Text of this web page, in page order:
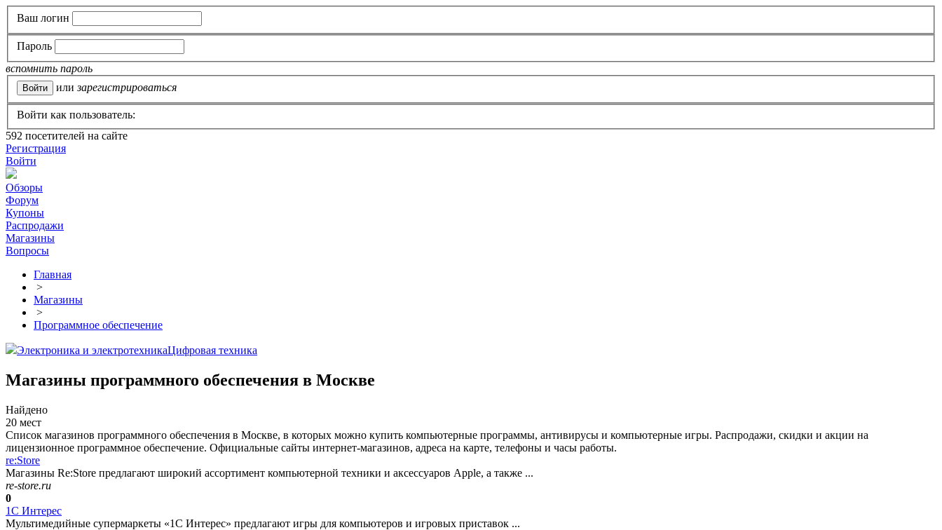
Ваш логин
Пароль
вспомнить пароль
или зарегистрироваться
Войти как пользователь:
592 посетителей на сайте
Регистрация
Войти
Обзоры
Форум
Купоны
Распродажи
Магазины
Вопросы
Главная
>
Магазины
>
Программное обеспечение
Электроника и электротехникаЦифровая техника
Магазины программного обеспечения в Москве
Найдено
20 мест
Список магазинов программного обеспечения в Москве, в которых можно купить компьютерные программы, антивирусы и компьютерные игры. Распродажи, скидки и акции на
лицензионное программное обеспечение. Официальные сайты интернет-магазинов, адреса на карте, телефоны и часы работы.
re:Store
Магазины Re:Store предлагают широкий ассортимент компьютерной техники и аксессуаров Apple, а также ...
re-store.ru
0
1С Интерес
Мультимедийные супермаркеты «1С Интерес» предлагают игры для компьютеров и игровых приставок ...